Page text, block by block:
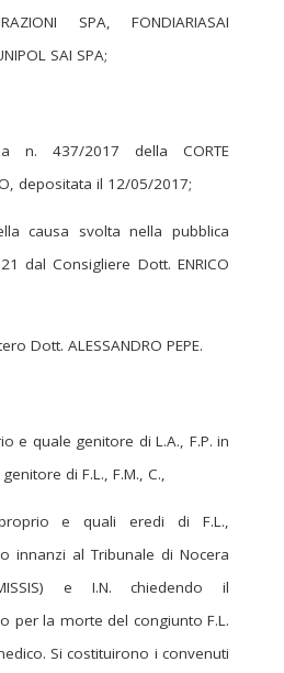
SPA, FONDIARIASAI
SAI SPA;
n. 437/2017 della CORTE
depositata il 12/05/2017;
causa svolta nella pubblica
dal Consigliere Dott. ENRICO
Dott. ALESSANDRO PEPE.
e quale genitore di L.A., F.P. in
di F.L., F.M., C.,
e quali eredi di F.L.,
innanzi al Tribunale di Nocera
e I.N. chiedendo il
per la morte del congiunto F.L.
Si costituirono i convenuti